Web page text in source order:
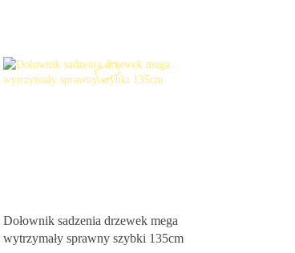
Dołownik sadzenia drzewek mega
wytrzymały sprawny szybki 135cm